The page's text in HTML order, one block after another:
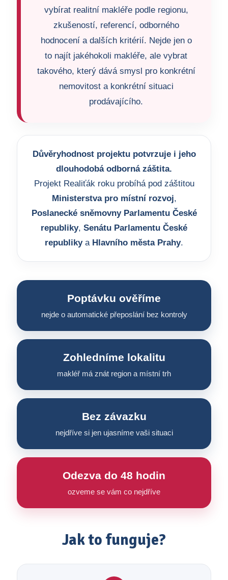
vybírat realitní makléře podle regionu,
zkušeností, referencí, odborného
hodnocení a dalších kritérií. Nejde jen o
to najít jakéhokoli makléře, ale vybrat
takového, který dává smysl pro konkrétní
nemovitost a konkrétní situaci
prodávajícího.
Důvěryhodnost projektu potvrzuje i jeho
dlouhodobá odborná záštita.
Projekt Realiťák roku probíhá pod záštitou
Ministerstva pro místní rozvoj,
Poslanecké sněmovny Parlamentu České
republiky, Senátu Parlamentu České
republikya Hlavního města Prahy.
Poptávku ověříme
nejde o automatické přeposlání bez kontroly
Zohledníme lokalitu
makléř má znát region a místní trh
Bez závazku
nejdříve si jen ujasníme vaši situaci
Odezva do 48 hodin
ozveme se vám co nejdříve
Jak to funguje?